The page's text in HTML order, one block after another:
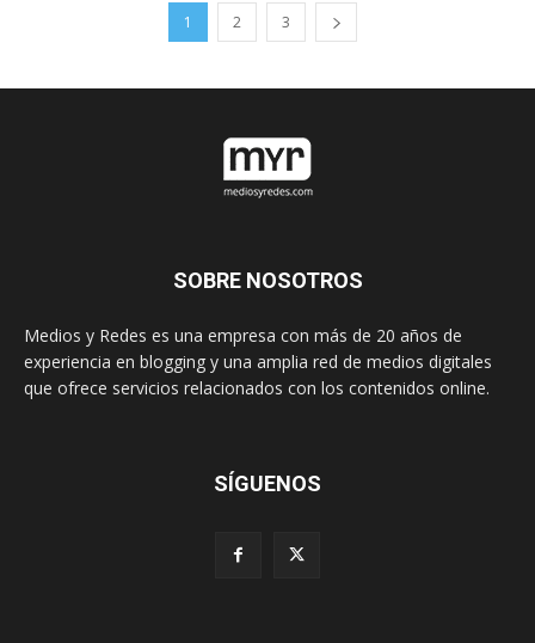
1 2 3
SOBRE NOSOTROS
Medios y Redes es una empresa con más de 20 años de
experiencia en blogging y una amplia red de medios digitales
que ofrece servicios relacionados con los contenidos online.
SÍGUENOS